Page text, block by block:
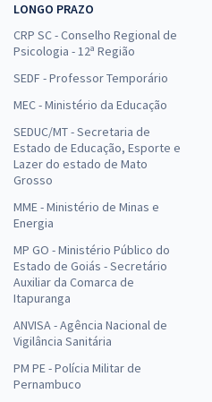
LONGO PRAZO
CRP SC - Conselho Regional de
Psicologia - 12ª Região
SEDF - Professor Temporário
MEC - Ministério da Educação
SEDUC/MT - Secretaria de
Estado de Educação, Esporte e
Lazer do estado de Mato
Grosso
MME - Ministério de Minas e
Energia
MP GO - Ministério Público do
Estado de Goiás - Secretário
Auxiliar da Comarca de
Itapuranga
ANVISA - Agência Nacional de
Vigilância Sanitária
PM PE - Polícia Militar de
Pernambuco